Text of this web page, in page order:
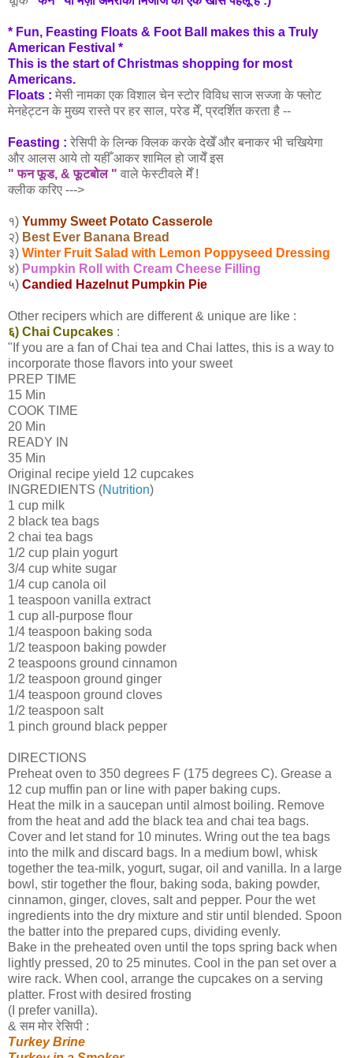
* Fun, Feasting Floats & Foot Ball makes this a Truly
American Festival *
This is the start of Christmas shopping for most
Americans.
Floats : मेसी नामका एक विशाल चेन स्टोर विविध साज सज्जा के फ्लोट
मेनहेट्टन के मुख्य रास्ते पर हर साल, परेड मेँ, प्रदर्शित करता है --
Feasting : रेसिपी के लिन्क क्लिक करके देखेँ और बनाकर भी चखियेगा
और आलस आये तो यहीँ आकर शामिल हो जायेँ इस
" फन फूड, & फूटबोल " वाले फेस्टीवले मेँ !
क्लीक करिए --->
१) Yummy Sweet Potato Casserole
२) Best Ever Banana Bread
३) Winter Fruit Salad with Lemon Poppyseed Dressing
४) Pumpkin Roll with Cream Cheese Filling
५) Candied Hazelnut Pumpkin Pie
Other recipers which are different & unique are like :
६) Chai Cupcakes :
"If you are a fan of Chai tea and Chai lattes, this is a way to
incorporate those flavors into your sweet
PREP TIME
15 Min
COOK TIME
20 Min
READY IN
35 Min
Original recipe yield 12 cupcakes
INGREDIENTS (Nutrition)
1 cup milk
2 black tea bags
2 chai tea bags
1/2 cup plain yogurt
3/4 cup white sugar
1/4 cup canola oil
1 teaspoon vanilla extract
1 cup all-purpose flour
1/4 teaspoon baking soda
1/2 teaspoon baking powder
2 teaspoons ground cinnamon
1/2 teaspoon ground ginger
1/4 teaspoon ground cloves
1/2 teaspoon salt
1 pinch ground black pepper
DIRECTIONS
Preheat oven to 350 degrees F (175 degrees C). Grease a
12 cup muffin pan or line with paper baking cups.
Heat the milk in a saucepan until almost boiling. Remove
from the heat and add the black tea and chai tea bags.
Cover and let stand for 10 minutes. Wring out the tea bags
into the milk and discard bags. In a medium bowl, whisk
together the tea-milk, yogurt, sugar, oil and vanilla. In a large
bowl, stir together the flour, baking soda, baking powder,
cinnamon, ginger, cloves, salt and pepper. Pour the wet
ingredients into the dry mixture and stir until blended. Spoon
the batter into the prepared cups, dividing evenly.
Bake in the preheated oven until the tops spring back when
lightly pressed, 20 to 25 minutes. Cool in the pan set over a
wire rack. When cool, arrange the cupcakes on a serving
platter. Frost with desired frosting
(I prefer vanilla).
& सम मोर रेसिपी :
Turkey Brine